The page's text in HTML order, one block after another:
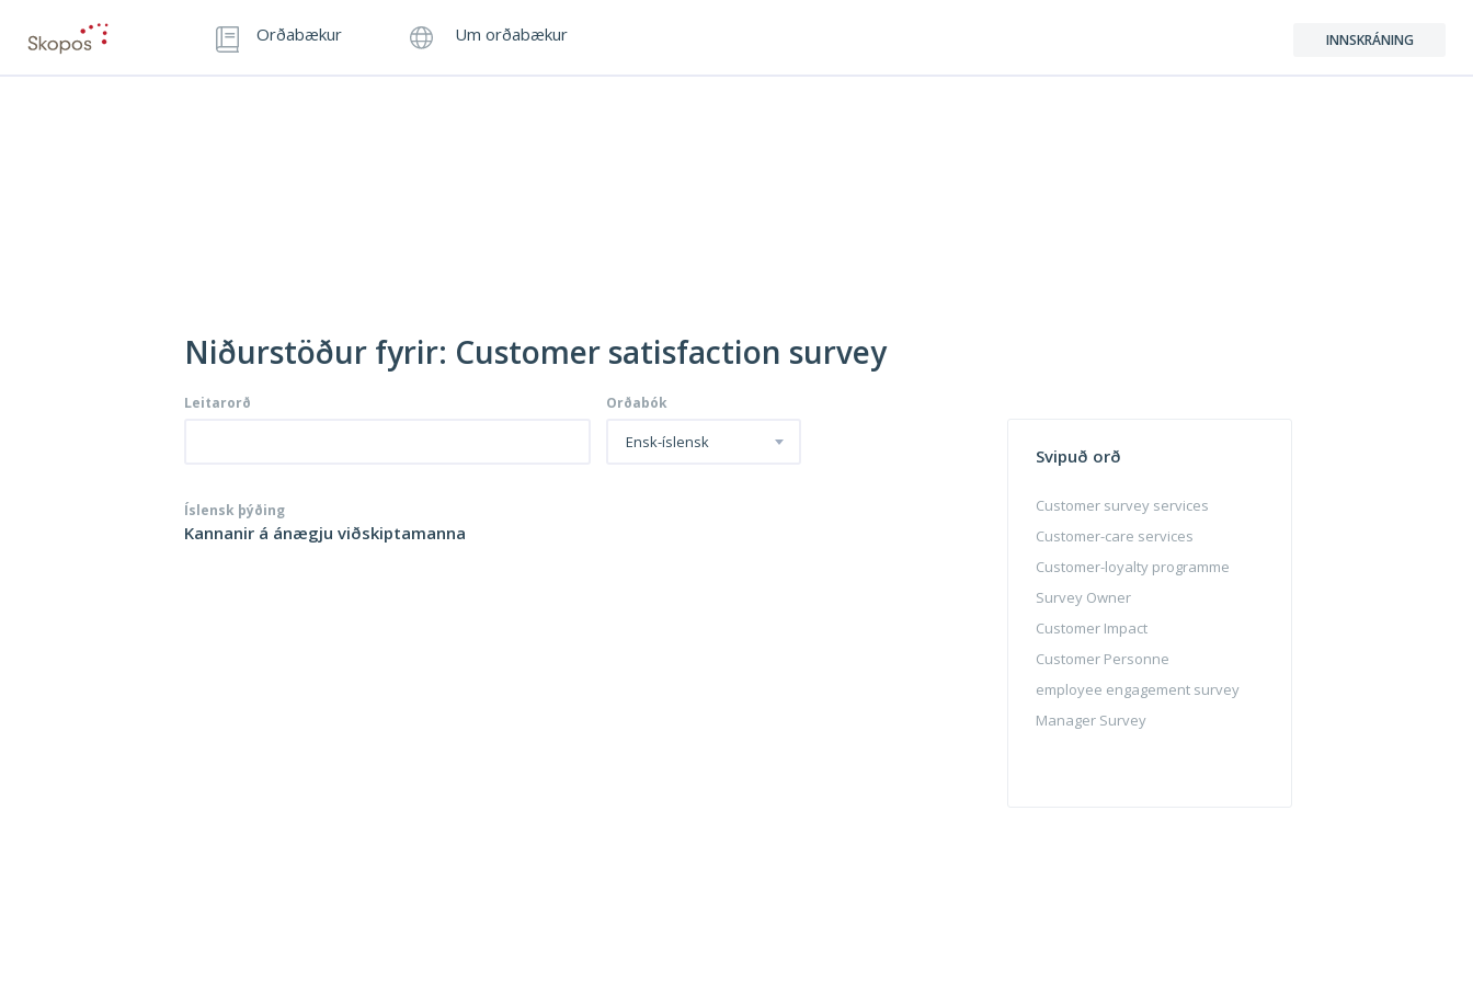
Orðabækur Um orðabækur INNSKRÁNING
Niðurstöður fyrir: Customer satisfaction survey
Leitarorð Orðabók
Ensk-íslensk
Íslensk þýðing
Kannanir á ánægju viðskiptamanna
Svipuð orð
Customer survey services
Customer-care services
Customer-loyalty programme
Survey Owner
Customer Impact
Customer Personne
employee engagement survey
Manager Survey